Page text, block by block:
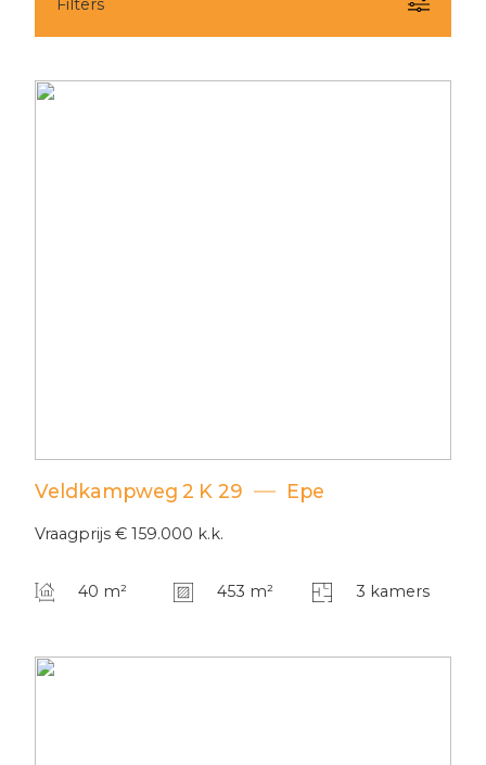
Filters
Veldkampweg 2 K 29 Epe
Vraagprijs € 159.000 k.k.
40 m² 453 m² 3 kamers